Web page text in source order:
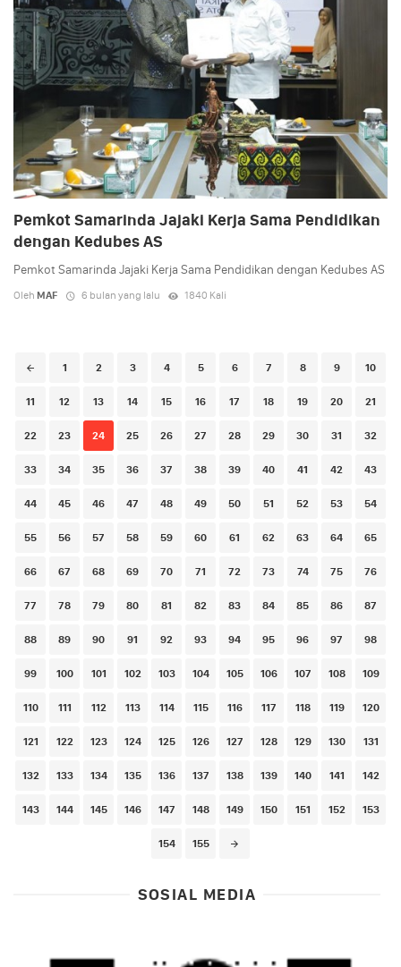
Pemkot Samarinda Jajaki Kerja Sama Pendidikan
dengan Kedubes AS
Pemkot Samarinda Jajaki Kerja Sama Pendidikan dengan Kedubes AS
Oleh MAF 6 bulan yang lalu 1840 Kali
Posts
1 2 3 4 5 6 7 8 9 10
11 12 13 14 15 16 17 18 19 20 21
22 23 24 25 26 27 28 29 30 31 32
33 34 35 36 37 38 39 40 41 42 43
44 45 46 47 48 49 50 51 52 53 54
55 56 57 58 59 60 61 62 63 64 65
66 67 68 69 70 71 72 73 74 75 76
77 78 79 80 81 82 83 84 85 86 87
88 89 90 91 92 93 94 95 96 97 98
99 100 101 102 103 104 105 106 107 108 109
110 111 112 113 114 115 116 117 118 119 120
121 122 123 124 125 126 127 128 129 130 131
132 133 134 135 136 137 138 139 140 141 142
143 144 145 146 147 148 149 150 151 152 153
154 155
SOSIAL MEDIA